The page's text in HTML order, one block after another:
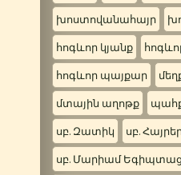
խոստովանահայր
հոգևոր կյանք
հոգևոր պայքար
մտային աղոթք
սբ. Զատիկ սբ.
սբ. Մարիամ